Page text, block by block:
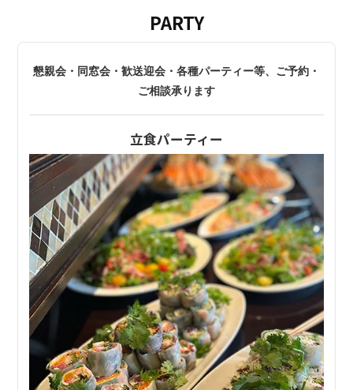
LUNCH COURSE
——————————
【前菜】
生春巻き2種盛り合わせ
【メイン】
メバルのフリット 蛤と菜の花 青海苔のソース
または 国産豚肩ロースのグリル ベトナムジンジャーソー
ス
【フォー】
あさりとライムのフォー
【デザート】
マンゴーとココナッツのムース シャルロット仕立て
コーヒーまたはロータスティー
5,500円
——————————
【前菜】
海老と青パパイヤの生春巻き
【焼き・揚げ点心】
【蒸し点心】
小籠包 + カニ焼売 + 翡翠餃子
【魚料理】
大海老のチリソース
【肉料理】
大山鶏のガイヤーン
【フォー】
あさりとライムのフォー
【デザート】
杏仁豆腐
8,000円コース
——————————
PARTY
懇親会・同窓会・歓送迎会・各種パーティー等、ご予約・
ご相談承ります
立食パーティー